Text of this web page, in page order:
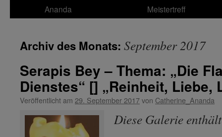
Ananda
Meistertreff
Archiv des Monats: September 2017
Serapis Bey – Thema: „Die
Dienstes“ [] „Reinheit, Liebe,
Veröffentlicht am 29. September 2017von Catherine_Ananda
Diese Galerie